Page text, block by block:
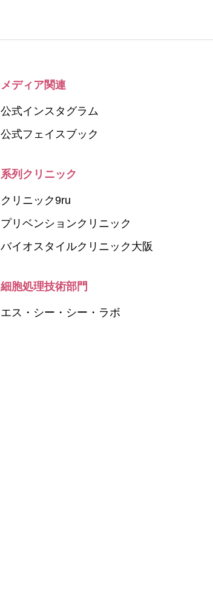
メディア関連
公式インスタグラム
公式フェイスブック
系列クリニック
クリニック9ru
プリベンションクリニック
バイオスタイルクリニック大阪
細胞処理技術部門
エス・シー・シー・ラボ